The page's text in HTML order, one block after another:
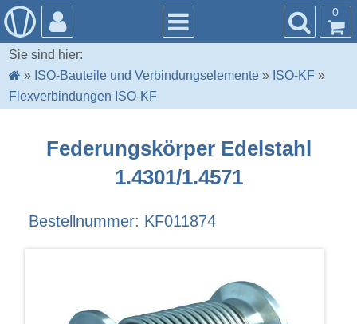
0
Sie sind hier:
» ISO-Bauteile und Verbindungselemente » ISO-KF »
Flexverbindungen ISO-KF
Federungskörper Edelstahl
1.4301/1.4571
Bestellnummer: KF011874